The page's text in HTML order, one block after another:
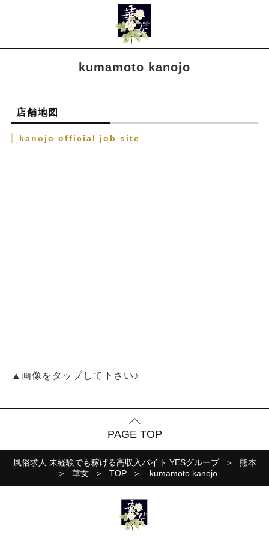
kumamoto kanojo
店舗地図
kanojo official job site
▲画像をタップして下さい♪
PAGE TOP
風俗求人 未経験でも稼げる高収入バイト YESグループ
熊本
華女
TOP kumamoto kanojo